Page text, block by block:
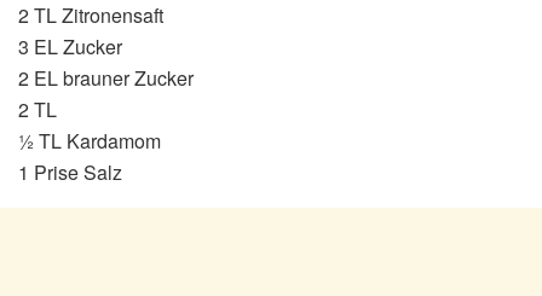
2 TL Zitronensaft
3 EL Zucker
2 EL brauner Zucker
2 TL
½ TL Kardamom
1 Prise Salz